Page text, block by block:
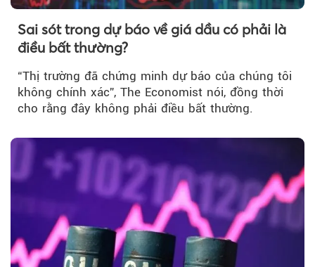
Sai sót trong dự báo về giá dầu có phải là
điều bất thường?
“Thị trường đã chứng minh dự báo của chúng tôi
không chính xác”, The Economist nói, đồng thời
cho rằng đây không phải điều bất thường.